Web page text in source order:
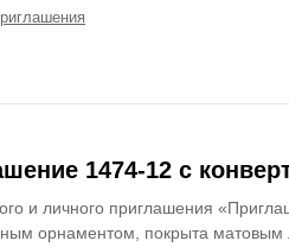
1474-12 с
и личного приглашения
орнаментом, покрыта матовым